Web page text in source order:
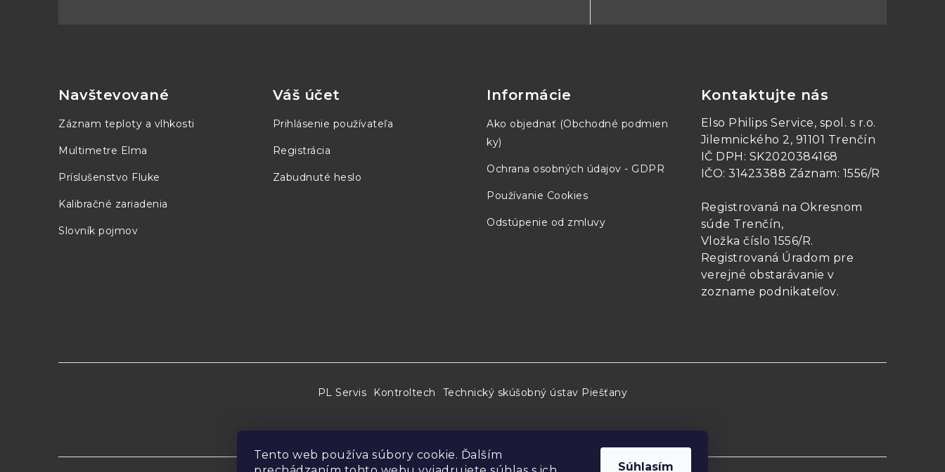
Tento web používa súbory cookie. Ďalším
Súhlasím
Navštevované
Záznam teploty a vlhkosti
Multimetre Elma
Príslušenstvo Fluke
Kalibračné zariadenia
Slovník pojmov
Váš účet
Prihlásenie používateľa
Registrácia
Zabudnuté heslo
Informácie
Ako objednať (Obchodné podmien
ky)
Ochrana osobných údajov - GDPR
Používanie Cookies
Odstúpenie od zmluvy
Kontaktujte nás
Elso Philips Service, spol. s r.o.
Jilemnického 2, 91101 Trenčín
IČ DPH: SK2020384168
IČO: 31423388 Záznam: 1556/R
Registrovaná na Okresnom
súde Trenčín,
Vložka číslo 1556/R.
Registrovaná Úradom pre
verejné obstarávanie v
zozname podnikateľov.
PL Servis Kontroltech Technický skúšobný ústav Piešťany